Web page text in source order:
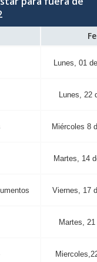
Lunes, 01
Lunes, 22
Miércoles 8
Martes, 14
Viernes, 17
Martes,